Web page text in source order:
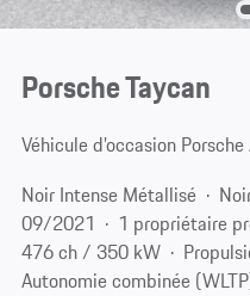
Porsche Taycan
Véhicule d’occasion
Noir Intense Métallisé
09/2021
1 propriétaire
476 ch / 350 kW
Autonomie combinée